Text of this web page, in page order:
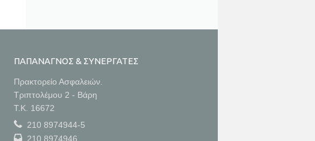
ΠΑΠΑΝΑΓΝΟΣ & ΣΥΝΕΡΓΑΤΕΣ
Πρακτορείο Ασφαλειών.
Τριπτολέμου 2 - Βάρη
Τ.Κ. 16672
210 8974944-5
210 8974946